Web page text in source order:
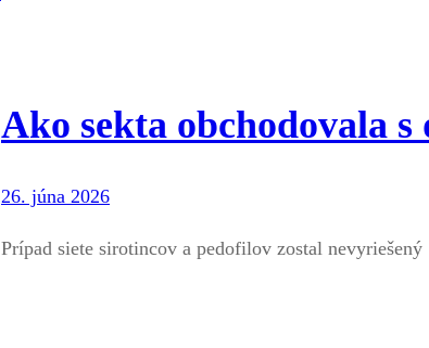
Ako sekta obchodovala
26. júna 2026
Prípad siete sirotincov a pedofilov zostal nevyriešený